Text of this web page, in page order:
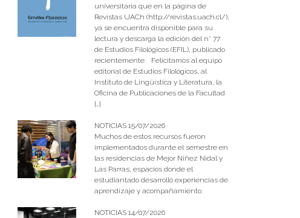
universitaria que en la página de
Revistas UACh (http://revistas.uach.cl/),
ya se encuentra disponible para su
lectura y descarga la edición del n° 77
de Estudios Filológicos (EFIL), publicado
recientemente. Felicitamos al equipo
editorial de Estudios Filológicos, al
Instituto de Lingüística y Literatura, la
Oficina de Publicaciones de la Facultad
[…]
NOTICIAS 15/07/2026
Muchos de estos recursos fueron
implementados durante el semestre en
las residencias de Mejor Niñez Nidal y
Las Parras, espacios donde el
estudiantado desarrolló experiencias de
aprendizaje y acompañamiento.
NOTICIAS 14/07/2026